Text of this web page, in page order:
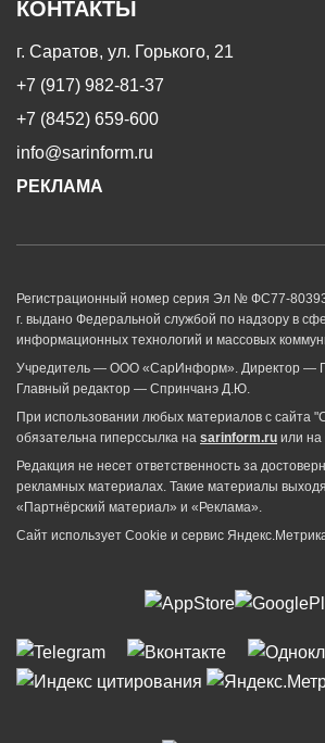
КОНТАКТЫ
г. Саратов, ул. Горького, 21
+7 (917) 982-81-37
+7 (8452) 659-600
info@sarinform.ru
РЕКЛАМА
Регистрационный номер серия Эл № ФС77-
г. выдано Федеральной службой по надзору в
информационных технологий и массовых
Учредитель — ООО «СарИнформ». Директор —
Главный редактор — Спринчанэ Д.Ю.
При использовании любых материалов с сайта
обязательна гиперссылка на sarinform.ru или на
Редакция не несет ответственность за
рекламных материалах. Такие материалы
«Партнёрский материал» и «Реклама».
Сайт использует Cookie и сервиc